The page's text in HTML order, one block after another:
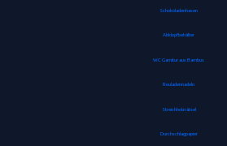
Schokoladenhasen
Abklopfbehälter
WC Garnitur aus Bambus
Rouladennadeln
Streichholzrätsel
Durchschlagpapier